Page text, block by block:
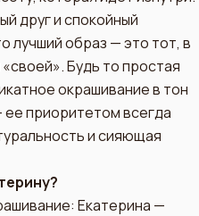
друг и спокойный
лучший образ — это тот, в
Будь то простая
окрашивание в тон
ее приоритетом всегда
и сияющая
Екатерина —